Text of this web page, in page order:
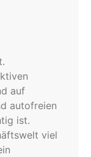
auf
autofreien
ist.
viel